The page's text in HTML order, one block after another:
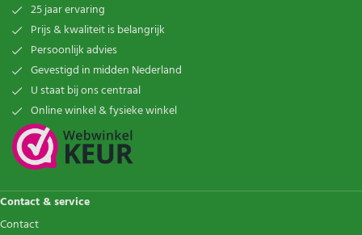
25 jaar ervaring
Prijs & kwaliteit is belangrijk
Persoonlijk advies
Gevestigd in midden Nederland
U staat bij ons centraal
Online winkel & fysieke winkel
Contact & service
Contact